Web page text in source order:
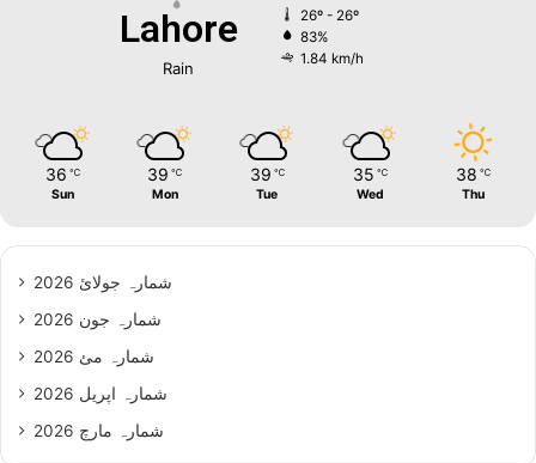
Lahore
Rain
26º - 26º
83%
1.84 km/h
36 ℃
Sun
39 ℃
Mon
39 ℃
Tue
35 ℃
Wed
38 ℃
Thu
شمارہ جولائ 2026
شمارہ جون 2026
شمارہ مئ 2026
شمارہ اپریل 2026
شمارہ مارچ 2026